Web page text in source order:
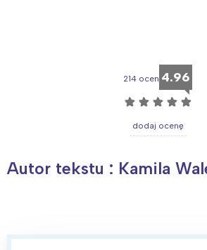
214 ocen 4.96
☆ ☆ ☆ ☆ ☆
dodaj ocenę
Autor tekstu : Kamila